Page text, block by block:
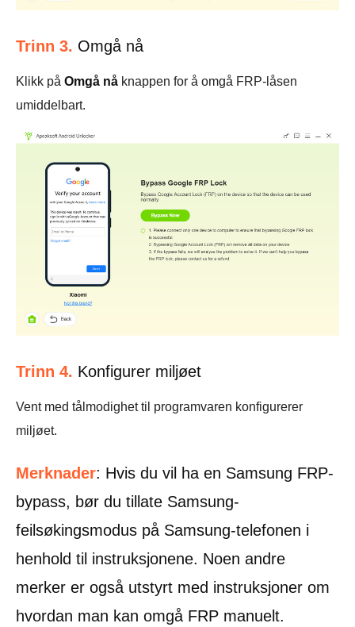
Trinn 3. Omgå nå
Klikk på Omgå nå knappen for å omgå FRP-låsen
umiddelbart.
Trinn 4. Konfigurer miljøet
Vent med tålmodighet til programvaren konfigurerer
miljøet.
Merknader: Hvis du vil ha en Samsung FRP-
bypass, bør du tillate Samsung-
feilsøkingsmodus på Samsung-telefonen i
henhold til instruksjonene. Noen andre
merker er også utstyrt med instruksjoner om
hvordan man kan omgå FRP manuelt.